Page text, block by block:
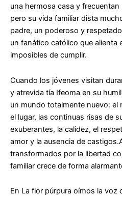
una hermosa casa y
pero su vida familiar dista
padre, un poderoso y
un fanático católico que alienta
imposibles de cumplir.
Cuando los jóvenes visitan
y atrevida tía Ifeoma en su
un mundo totalmente nuevo: el
el lugar, las continuas risas de
exuberantes, la calidez, el
amor y la ausencia de
transformados por la libertad
familiar crece de forma
En La flor púrpura oímos la voz